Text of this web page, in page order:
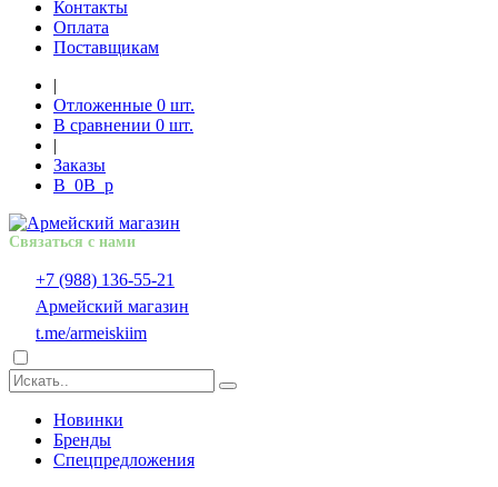
Контакты
Оплата
Поставщикам
|
Отложенные 0 шт.
В сравнении 0 шт.
|
Заказы
В 0В p
Связаться с нами
+7 (988) 136-55-21
Армейский магазин
t.me/armeiskiim
Новинки
Бренды
Спецпредложения